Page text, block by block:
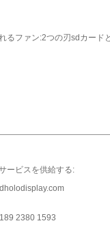
るファン:2つの刃sdカード
ービスを供給する:
2380 1593